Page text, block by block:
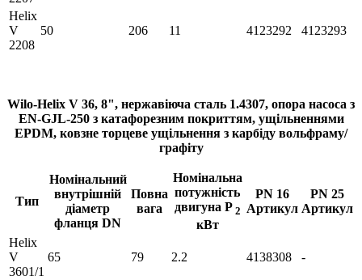
Helix
V
2208
50 206 11 4123292 4123293
Wilo-Helix V 36, 8", нержавіюча сталь 1.4307, опора насоса з
EN-GJL-250 з катафорезним покриттям, ущільненнями
EPDM, ковзне торцеве ущільнення з карбіду вольфраму/
графіту
Тип
Номінальний
внутрішній
діаметр
фланця DN
Повна
вага
Номінальна
потужність
двигуна P 2
кВт
PN 16
Артикул
PN 25
Артикул
Helix
V
3601/1
65 79 2.2 4138308 -